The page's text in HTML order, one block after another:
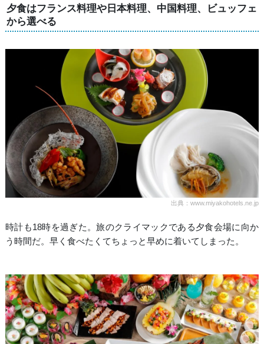
夕食はフランス料理や日本料理、中国料理、ビュッフェ
から選べる
出典：www.miyakohotels.ne.jp
時計も18時を過ぎた。旅のクライマックである夕食会場に向か
う時間だ。早く食べたくてちょっと早めに着いてしまった。